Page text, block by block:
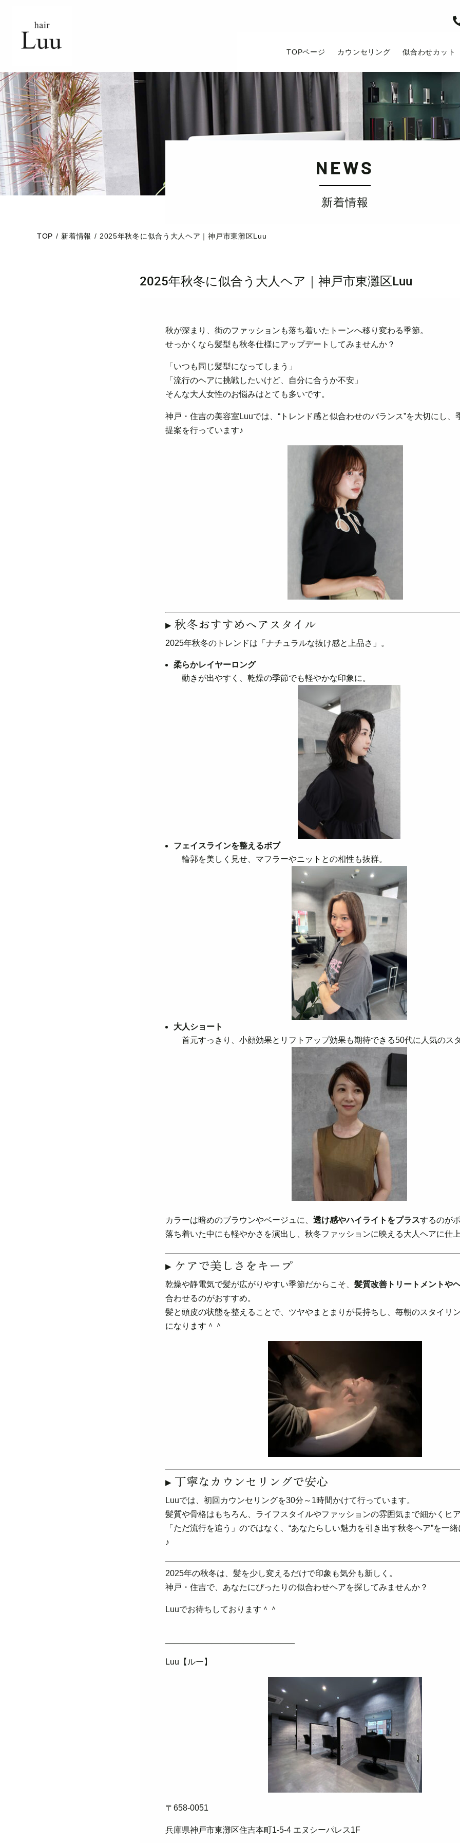
TOPページ カウンセリング 似合わせカット
NEWS
新着情報
TOP / 新着情報 / 2025年秋冬に似合う大人ヘア｜神戸市東灘区Luu
2025年秋冬に似合う大人ヘア｜神戸市東灘区Luu
秋が深まり、街のファッションも落ち着いたトーンへ移り変わる季節。
せっかくなら髪型も秋冬仕様にアップデートしてみませんか？
「いつも同じ髪型になってしまう」
「流行のヘアに挑戦したいけど、自分に合うか不安」
そんな大人女性のお悩みはとても多いです。
神戸・住吉の美容室Luuでは、“トレンド感と似合わせのバランス”を大切にし、
提案を行っています♪
▸ 秋冬おすすめヘアスタイル
2025年秋冬のトレンドは「ナチュラルな抜け感と上品さ」。
柔らかレイヤーロング
動きが出やすく、乾燥の季節でも軽やかな印象に。
フェイスラインを整えるボブ
輪郭を美しく見せ、マフラーやニットとの相性も抜群。
大人ショート
首元すっきり、小顔効果とリフトアップ効果も期待できる50代に人気のス
カラーは暗めのブラウンやベージュに、 透け感やハイライトをプラスするのが
落ち着いた中にも軽やかさを演出し、秋冬ファッションに映える大人ヘアに仕
▸ ケアで美しさをキープ
乾燥や静電気で髪が広がりやすい季節だからこそ、 髪質改善トリートメントや
合わせるのがおすすめ。
髪と頭皮の状態を整えることで、ツヤやまとまりが長持ちし、毎朝のスタイリ
になります＾＾
▸ 丁寧なカウンセリングで安心
Luuでは、初回カウンセリングを30分～1時間かけて行っています。
髪質や骨格はもちろん、ライフスタイルやファッションの雰囲気まで細かくヒ
「ただ流行を追う」のではなく、“あなたらしい魅力を引き出す秋冬ヘア”を一
♪
2025年の秋冬は、髪を少し変えるだけで印象も気分も新しく。
神戸・住吉で、あなたにぴったりの似合わせヘアを探してみませんか？
Luuでお待ちしております＾＾
Luu【ルー】
〒658-0051
兵庫県神戸市東灘区住吉本町1-5-4 エヌシーパレス1F